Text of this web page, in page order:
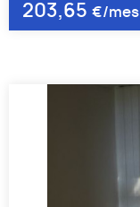
203,65 €/